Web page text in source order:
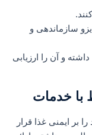
سازماندهی و
و آن را ارزیابی
با خدمات
بر ایمنی غذا قرار